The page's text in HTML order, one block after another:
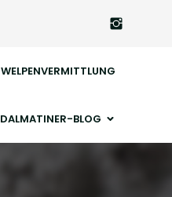
WELPENVERMITTLUNG
DALMATINER-BLOG